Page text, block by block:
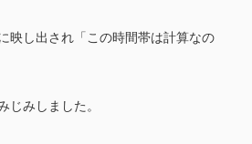
映し出され「この時間帯は計算なの
じみしました。